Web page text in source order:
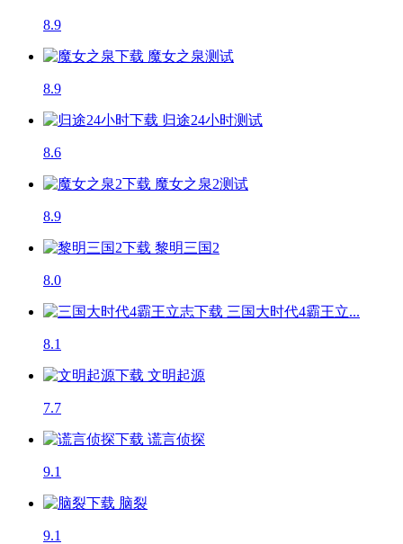
8.9
魔女之泉测试
8.9
归途24小时测试
8.6
魔女之泉2测试
8.9
黎明三国2
8.0
三国大时代4霸王立...
8.1
文明起源
7.7
谎言侦探
9.1
脑裂
9.1